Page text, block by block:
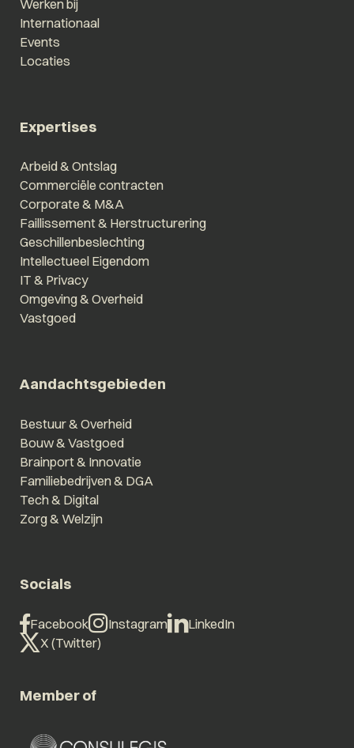
Werken bij
Internationaal
Events
Locaties
Expertises
Arbeid & Ontslag
Commerciële contracten
Corporate & M&A
Faillissement & Herstructurering
Geschillenbeslechting
Intellectueel Eigendom
IT & Privacy
Omgeving & Overheid
Vastgoed
Aandachtsgebieden
Bestuur & Overheid
Bouw & Vastgoed
Brainport & Innovatie
Familiebedrijven & DGA
Tech & Digital
Zorg & Welzijn
Socials
Facebook Instagram
LinkedIn
X (Twitter)
Member of